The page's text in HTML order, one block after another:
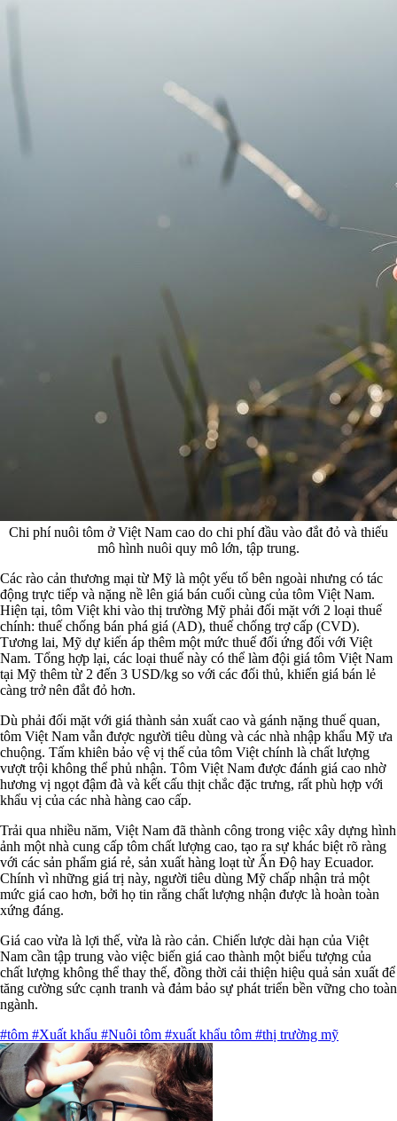
Chi phí nuôi tôm ở Việt Nam cao do chi phí đầu vào đắt đỏ và thiếu
mô hình nuôi quy mô lớn, tập trung.
Các rào cản thương mại từ Mỹ là một yếu tố bên ngoài nhưng có tác
động trực tiếp và nặng nề lên giá bán cuối cùng của tôm Việt Nam.
Hiện tại, tôm Việt khi vào thị trường Mỹ phải đối mặt với 2 loại thuế
chính: thuế chống bán phá giá (AD), thuế chống trợ cấp (CVD).
Tương lai, Mỹ dự kiến áp thêm một mức thuế đối ứng đối với Việt
Nam. Tổng hợp lại, các loại thuế này có thể làm đội giá tôm Việt Nam
tại Mỹ thêm từ 2 đến 3 USD/kg so với các đối thủ, khiến giá bán lẻ
càng trở nên đắt đỏ hơn.
Dù phải đối mặt với giá thành sản xuất cao và gánh nặng thuế quan,
tôm Việt Nam vẫn được người tiêu dùng và các nhà nhập khẩu Mỹ ưa
chuộng. Tấm khiên bảo vệ vị thế của tôm Việt chính là chất lượng
vượt trội không thể phủ nhận. Tôm Việt Nam được đánh giá cao nhờ
hương vị ngọt đậm đà và kết cấu thịt chắc đặc trưng, rất phù hợp với
khẩu vị của các nhà hàng cao cấp.
Trải qua nhiều năm, Việt Nam đã thành công trong việc xây dựng hình
ảnh một nhà cung cấp tôm chất lượng cao, tạo ra sự khác biệt rõ ràng
với các sản phẩm giá rẻ, sản xuất hàng loạt từ Ấn Độ hay Ecuador.
Chính vì những giá trị này, người tiêu dùng Mỹ chấp nhận trả một
mức giá cao hơn, bởi họ tin rằng chất lượng nhận được là hoàn toàn
xứng đáng.
Giá cao vừa là lợi thế, vừa là rào cản. Chiến lược dài hạn của Việt
Nam cần tập trung vào việc biến giá cao thành một biểu tượng của
chất lượng không thể thay thế, đồng thời cải thiện hiệu quả sản xuất để
tăng cường sức cạnh tranh và đảm bảo sự phát triển bền vững cho toàn
ngành.
#tôm #Xuất khẩu #Nuôi tôm #xuất khẩu tôm #thị trường mỹ